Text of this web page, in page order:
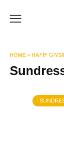
HOME » HAFIF